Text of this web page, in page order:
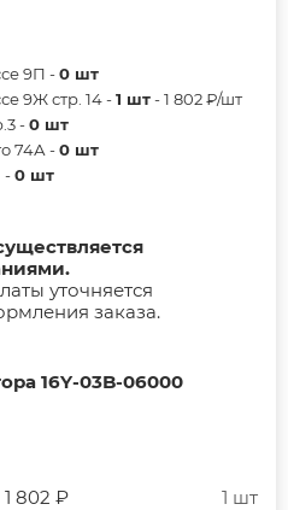
9П -0 шт
9Ж стр. 14 -1 шт- 1 802 ₽/шт
-0 шт
74А -0 шт
-0 шт
уточняется
заказа.
16Y-03B-06000
1 802 ₽ 1 шт